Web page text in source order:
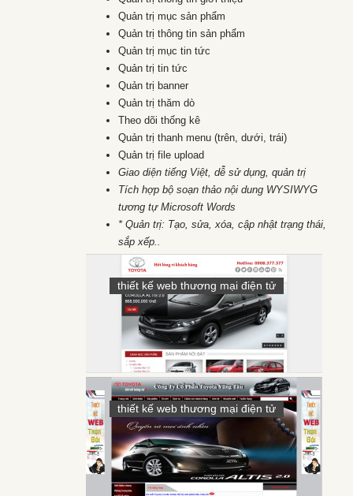
Quản trị mục sản phẩm
Quản trị thông tin sản phẩm
Quản trị mục tin tức
Quản trị tin tức
Quản trị banner
Quản trị thăm dò
Theo dõi thống kê
Quản trị thanh menu (trên, dưới, trái)
Quản trị file upload
Giao diện tiếng Việt, dễ sử dụng, quản trị
Tích hợp bộ soạn thảo nội dung WYSIWYG
tương tự Microsoft Words
* Quản trị: Tạo, sửa, xóa, cập nhật trạng thái,
sắp xếp..
thiết kế web thương mại điện tử
thiết kế web thương mại điện tử